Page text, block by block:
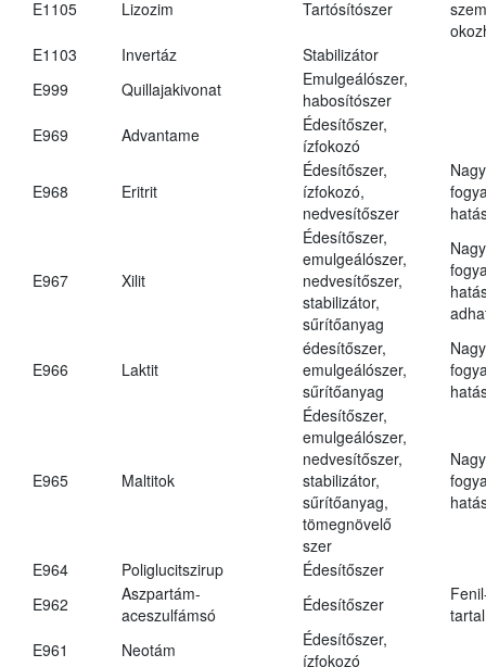
E1105 Lizozim Tartósítószer
E1103
Invertáz
Stabilizátor
E999
Quillajakivonat
Emulgeálószer,
habosítószer
E969
Advantame
Édesítőszer,
ízfokozó
E968 Eritrit
Édesítőszer,
ízfokozó,
nedvesítőszer
E967 Xilit
Édesítőszer,
emulgeálószer,
nedvesítőszer,
stabilizátor,
sűrítőanyag
E966 Laktit
édesítőszer,
emulgeálószer,
sűrítőanyag
E965 Maltitok
Édesítőszer,
emulgeálószer,
nedvesítőszer,
stabilizátor,
sűrítőanyag,
tömegnövelő
szer
E964 Poliglucitszirup
Édesítőszer
E962
Aszpartám-
aceszulfámsó
Édesítőszer
E961
Neotám
Édesítőszer,
ízfokozó